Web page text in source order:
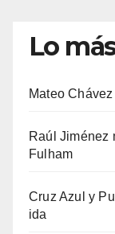
Lo
Mateo
Raúl Jiménez
Fulham
Cruz Azul y
ida